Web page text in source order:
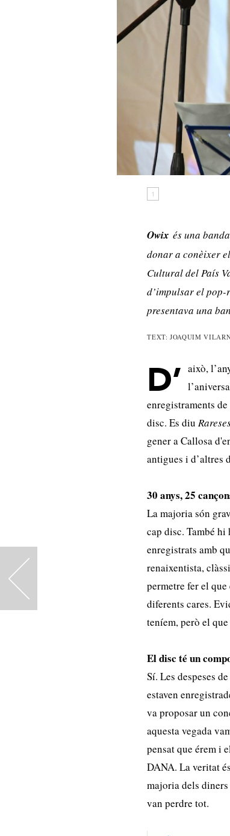
<
1
Owix és una
donar a conèixer
Cultural del País
d’impulsar el
presentava una
TEXT: JOAQUIM
D’ això,
enregistraments
disc. Es diu
gener a Callosa
antigues i d’altres
30 anys, 25
La majoria són
cap disc. També hi
enregistrats amb
renaixentista,
permetre fer el
diferents cares.
teníem, però el
El disc té un
Sí. Les despeses
estaven
va proposar un
aquesta vegada
pensat que érem i
DANA. La veritat
majoria dels
van perdre tot.